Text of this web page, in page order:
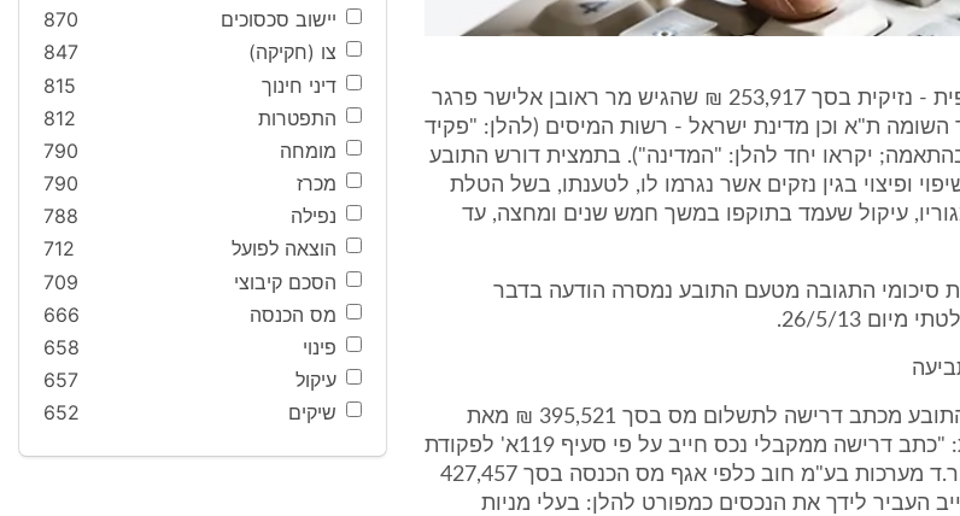
1. מונחת לפניי תביעה כספית - נזיקית בסך 253,917 ₪ שהגיש מר ראובן אלישר פרגר
השומה ת"א וכן מדינת ישראל - רשות המיסים (להלן: "פקיד
יקראו יחד להלן: "המדינה"). בתמצית דורש התובע
ופיצוי בגין נזקים אשר נגרמו לו, לטענתו, בשל הטלת
עיקול שעמד בתוקפו במשך חמש שנים ומחצה, עד
סיכומי התגובה מטעם התובע נמסרה הודעה בדבר
26/5/13.
2. בחודש 2.3.2005 קיבל התובע מכתב דרישה לתשלום מס בסך 395,521 ₪ מאת
פקיד השומה נושא הכותרת: "כתב דרישה ממקבלי נכס חייב על פי סעיף 119א' לפקודת
מס הכנסה", ולפיו לחייב ב.ר.ד מערכות בע"מ חוב כלפי אגף מס הכנסה בסך 427,457
העביר לידך את הנכסים כמפורט להלן: בעלי מניות
יישוב סכסוכים
870
צו (חקיקה)
847
דיני חינוך
815
התפטרות
812
מומחה
790
מכרז
790
נפילה
788
הוצאה לפועל
712
הסכם קיבוצי
709
מס הכנסה
666
פינוי
658
עיקול
657
שיקים
652